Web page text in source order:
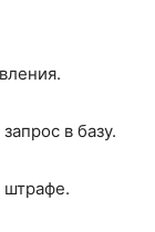
в базу.
штрафе.